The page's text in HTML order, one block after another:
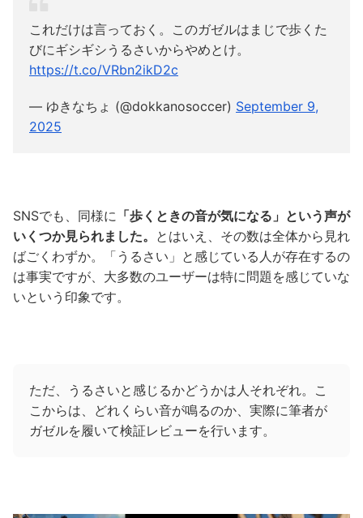
これだけは言っておく。このガゼルはまじで歩くた
びにギシギシうるさいからやめとけ。
https://t.co/VRbn2ikD2c
— ゆきなちょ (@dokkanosoccer) September 9,
2025
SNSでも、同様に 「歩くときの音が気になる」という声が
いくつか見られました。 とはいえ、その数は全体から見れ
ばごくわずか。「うるさい」と感じている人が存在するの
は事実ですが、大多数のユーザーは特に問題を感じていな
いという印象です。
ただ、うるさいと感じるかどうかは人それぞれ。こ
こからは、どれくらい音が鳴るのか、実際に筆者が
ガゼルを履いて検証レビューを行います。